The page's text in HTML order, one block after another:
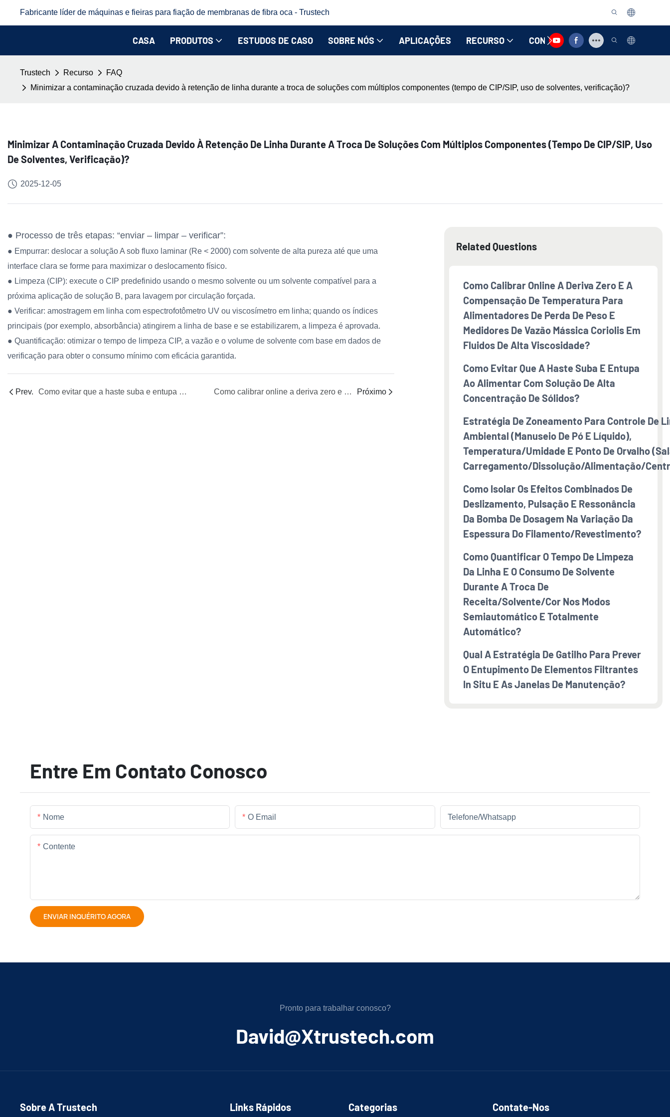
Fabricante líder de máquinas e fieiras para fiação de membranas de fibra oca - Trustech
CASA PRODUTOS ESTUDOS DE CASO SOBRE NÓS APLICAÇÕES RECURSO CONTATE-NOS
Trustech Recurso
FAQ
Minimizar a contaminação cruzada devido à retenção de linha durante a troca de soluções com múltiplos componentes (tempo de CIP/SIP, uso de solventes, verificação)?
Minimizar A Contaminação Cruzada Devido À Retenção De Linha Durante A Troca De Soluções Com Múltiplos Componentes (tempo De CIP/SIP, Uso
De Solventes, Verificação)?
2025-12-05
● Processo de três etapas: “enviar – limpar – verificar”:
● Empurrar: deslocar a solução A sob fluxo laminar (Re < 2000) com solvente de alta pureza até que uma
interface clara se forme para maximizar o deslocamento físico.
● Limpeza (CIP): execute o CIP predefinido usando o mesmo solvente ou um solvente compatível para a
próxima aplicação de solução B, para lavagem por circulação forçada.
● Verificar: amostragem em linha com espectrofotômetro UV ou viscosímetro em linha; quando os índices
principais (por exemplo, absorbância) atingirem a linha de base e se estabilizarem, a limpeza é aprovada.
● Quantificação: otimizar o tempo de limpeza CIP, a vazão e o volume de solvente com base em dados de
verificação para obter o consumo mínimo com eficácia garantida.
Prev. Como evitar que a haste suba e entupa ao alimentar com solução de alta concentração de sólidos? Como calibrar online a deriva zero e a compensação de temperatura para alimentadores de perda de peso e medidores de vazão mássica Coriolis em fluidos de alta viscosidade? Próximo
Related Questions
Como Calibrar Online A Deriva Zero E A
Compensação De Temperatura Para
Alimentadores De Perda De Peso E
Medidores De Vazão Mássica Coriolis Em
Fluidos De Alta Viscosidade?
Como Evitar Que A Haste Suba E Entupa
Ao Alimentar Com Solução De Alta
Concentração De Sólidos?
Estratégia De Zoneamento Para Controle De
Ambiental (manuseio De Pó E Líquido),
Temperatura/umidade E Ponto De Orvalho
Carregamento/dissolução/alimentação/
Como Isolar Os Efeitos Combinados De
Deslizamento, Pulsação E Ressonância
Da Bomba De Dosagem Na Variação Da
Espessura Do Filamento/revestimento?
Como Quantificar O Tempo De Limpeza
Da Linha E O Consumo De Solvente
Durante A Troca De
Receita/solvente/cor Nos Modos
Semiautomático E Totalmente
Automático?
Qual A Estratégia De Gatilho Para Prever
O Entupimento De Elementos Filtrantes
In Situ E As Janelas De Manutenção?
Entre Em Contato Conosco
Nome O Email Telefone/whatsapp
Contente
ENVIAR INQUÉRITO AGORA
Pronto para trabalhar conosco?
﻿David@Xtrustech.com
Sobre A Trustech Links Rápidos Categorias Contate-Nos